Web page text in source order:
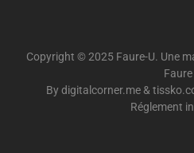
Copyright © 2025 Faure-U. Une
Faure
Bydigitalcorner.me&
Réglement